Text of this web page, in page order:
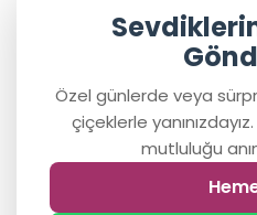
Özel günlerde veya
çiçeklerle
mutluluğu